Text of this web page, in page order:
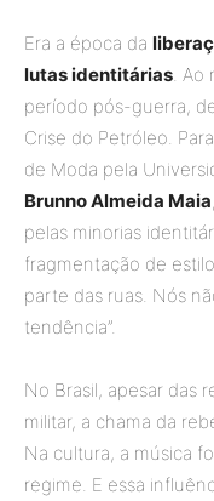
Era a época da
lutas identitárias .
período pós-guerra,
Crise do Petróleo.
de Moda pela
Brunno Almeida Maia
pelas minorias
fragmentação de
parte das ruas. Nós
tendência”.
No Brasil, apesar das
militar, a chama da
Na cultura, a música
regime. E essa